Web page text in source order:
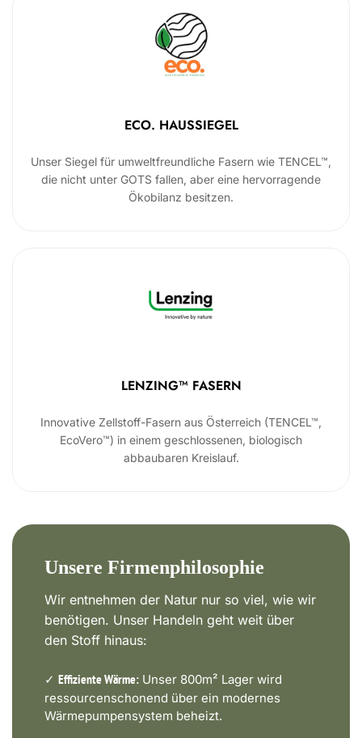
ECO. HAUSSIEGEL
Unser Siegel für umweltfreundliche Fasern wie TENCEL™,
die nicht unter GOTS fallen, aber eine hervorragende
Ökobilanz besitzen.
LENZING™ FASERN
Innovative Zellstoff-Fasern aus Österreich (TENCEL™,
EcoVero™) in einem geschlossenen, biologisch
abbaubaren Kreislauf.
Unsere Firmenphilosophie
Wir entnehmen der Natur nur so viel, wie wir
benötigen. Unser Handeln geht weit über
den Stoff hinaus:
✓ Effiziente Wärme: Unser 800m² Lager wird
ressourcenschonend über ein modernes
Wärmepumpensystem beheizt.